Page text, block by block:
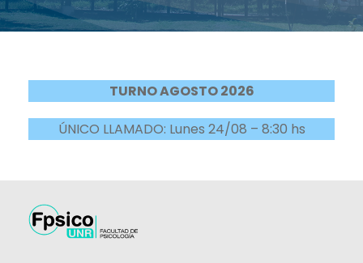
TURNO AGOSTO 2026
ÚNICO LLAMADO: Lunes 24/08 – 8:30 hs